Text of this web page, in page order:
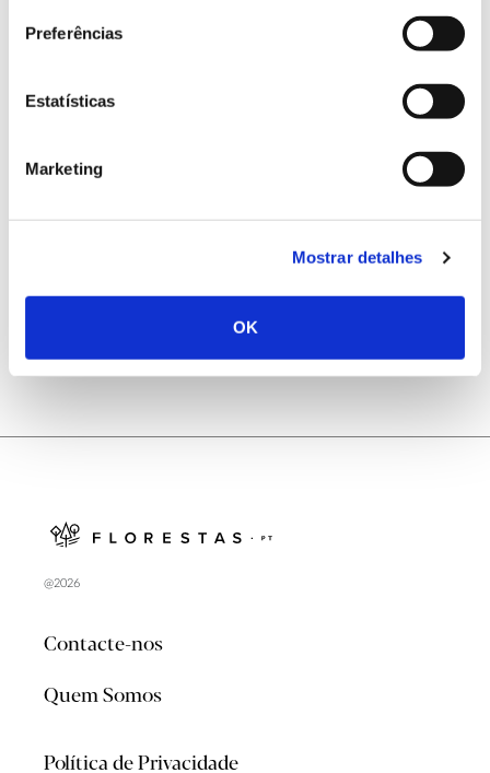
Preferências
Estatísticas
Marketing
Mostrar detalhes
OK
Registar galhas de Trichi em acácia-das-espigas:
@2026
Contacte-nos
Quem Somos
Política de Privacidade